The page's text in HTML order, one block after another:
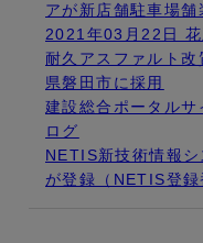
アが新店舗駐車場舗
2021年03月22日 花
耐久アスファルト
県磐田市に採用
建設総合ポータル
ログ
NETIS新技術情報
が登録（NETIS登